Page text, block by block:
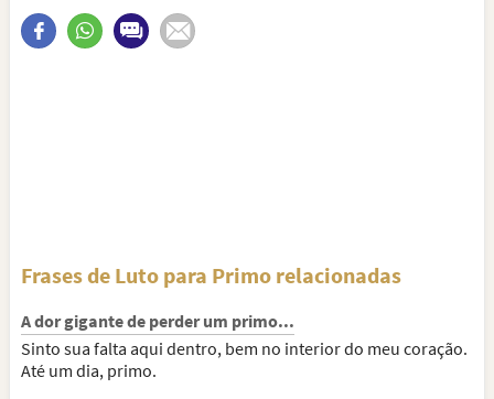
TODAS AS CATEGORIAS
Frases de Luto para Primo relacionadas
A dor gigante de perder um primo...
Sinto sua falta aqui dentro, bem no interior do meu coração.
Até um dia, primo.